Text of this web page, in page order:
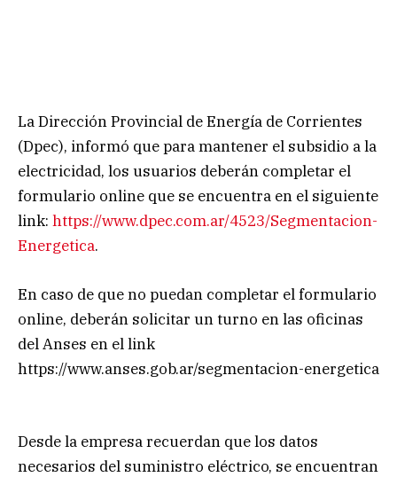
La Dirección Provincial de Energía de Corrientes
(Dpec), informó que para mantener el subsidio a la
electricidad, los usuarios deberán completar el
formulario online que se encuentra en el siguiente
link: https://www.dpec.com.ar/4523/Segmentacion-
Energetica.
En caso de que no puedan completar el formulario
online, deberán solicitar un turno en las oficinas
del Anses en el link
https://www.anses.gob.ar/segmentacion-energetica
Desde la empresa recuerdan que los datos
necesarios del suministro eléctrico, se encuentran